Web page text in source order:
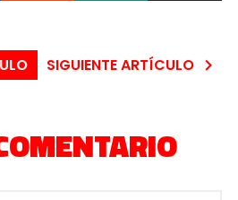
SIGUIENTE ARTÍCULO